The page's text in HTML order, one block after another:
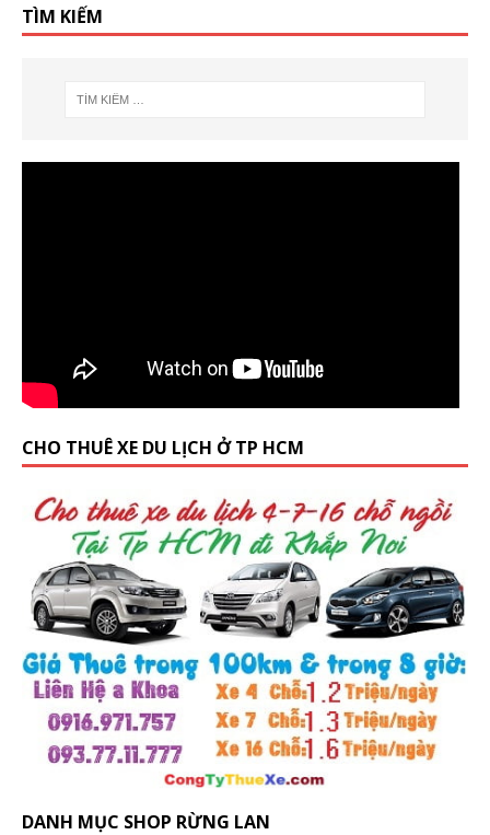
TÌM KIẾM
CHO THUÊ XE DU LỊCH Ở TP HCM
DANH MỤC SHOP RỪNG LAN